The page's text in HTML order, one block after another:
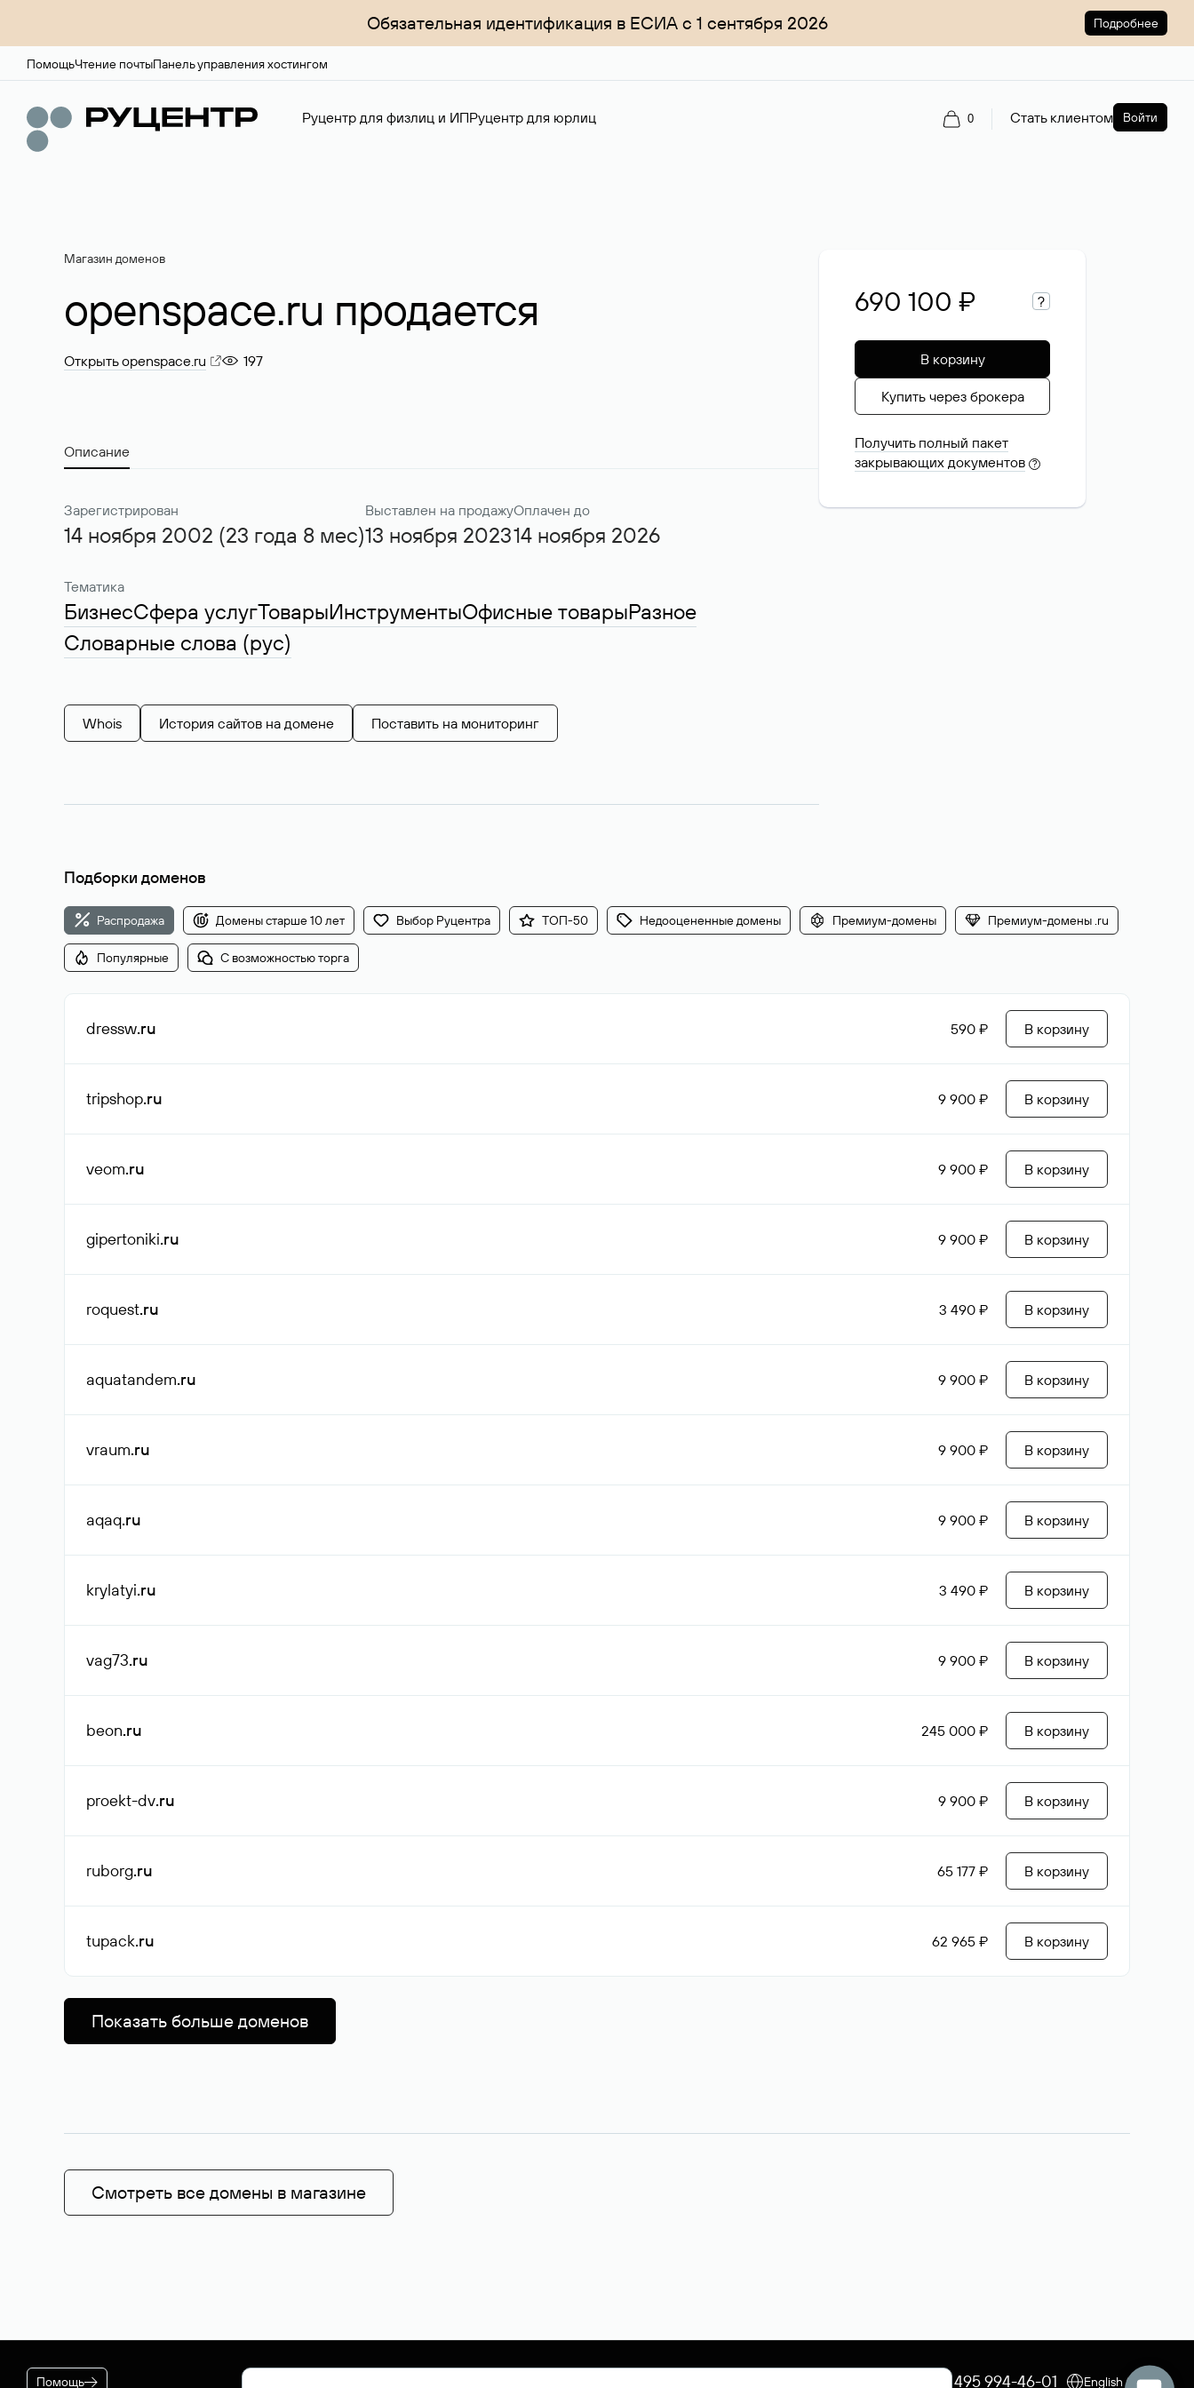
Обязательная идентификация в ЕСИА с 1 сентября 2026 Подробнее
ПомощьЧтение почтыПанель управления хостингом
Руцентр для физлиц и ИПРуцентр для юрлиц 0 Стать клиентом Войти
Магазин доменов
openspace.ru продается
Открыть openspace.ru 197
Описание
Зарегистрирован
14 ноября 2002 (23 года 8 мес)
Выставлен на продажу
13 ноября 2023
Оплачен до
14 ноября 2026
Тематика
БизнесСфера услугТоварыИнструментыОфисные товарыРазное
Словарные слова (рус)
Whois История сайтов на домене Поставить на мониторинг
690 100 ₽ ?
В корзину
Купить через брокера
Получить полный пакет
закрывающих документов ?
Подборки доменов
Распродажа Домены старше 10 лет Выбор Руцентра ТОП-50 Недооцененные домены Премиум-домены Премиум-домены .ru
Популярные С возможностью торга
dressw.ru 590 ₽ В корзину
tripshop.ru 9 900 ₽ В корзину
veom.ru 9 900 ₽ В корзину
gipertoniki.ru 9 900 ₽ В корзину
roquest.ru 3 490 ₽ В корзину
aquatandem.ru 9 900 ₽ В корзину
vraum.ru 9 900 ₽ В корзину
aqaq.ru 9 900 ₽ В корзину
krylatyi.ru 3 490 ₽ В корзину
vag73.ru 9 900 ₽ В корзину
beon.ru 245 000 ₽ В корзину
proekt-dv.ru 9 900 ₽ В корзину
ruborg.ru 65 177 ₽ В корзину
tupack.ru 62 965 ₽ В корзину
Показать больше доменов
Смотреть все домены в магазине
Помощь +7 495 994-46-01 English (USD)